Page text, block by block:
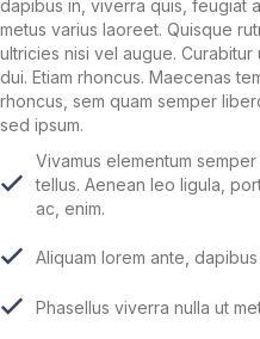
dapibus in, viverra quis, feugiat
metus varius laoreet. Quisque
ultricies nisi vel augue.
dui. Etiam rhoncus. Maecenas
rhoncus, sem quam semper
sed ipsum.
Vivamus elementum
tellus. Aenean leo ligula,
ac, enim.
Aliquam lorem ante,
Phasellus viverra nulla ut